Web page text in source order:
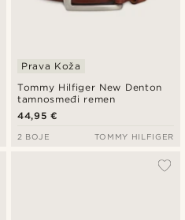
Tommy Hilfiger New Denton
tamnosmeđi remen
Prava Koža
44,95 €
2 BOJE TOMMY HILFIGER